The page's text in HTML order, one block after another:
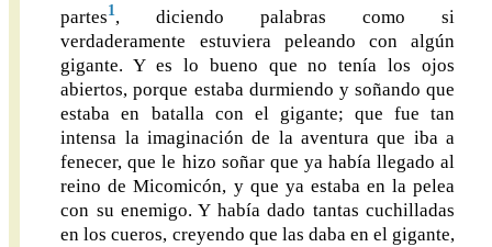
partes1, diciendo palabras como si
verdaderamente estuviera peleando con algún
gigante. Y es lo bueno que no tenía los ojos
abiertos, porque estaba durmiendo y soñando que
estaba en batalla con el gigante; que fue tan
intensa la imaginación de la aventura que iba a
fenecer, que le hizo soñar que ya había llegado al
reino de Micomicón, y que ya estaba en la pelea
con su enemigo. Y había dado tantas cuchilladas
en los cueros, creyendo que las daba en el gigante,